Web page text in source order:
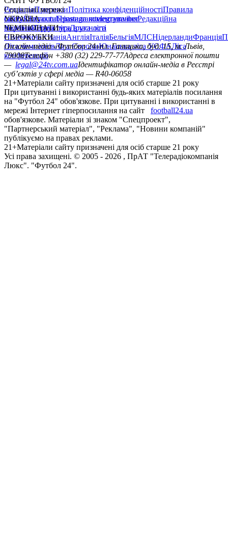
РедакціяПрогнозиПолітика конфіденційностіПравила
сайтуКонтактиПравила коментуванняРедакційна
політикаСтруктура власності
Соціальні мережі
facebookxyoutubeinstagramtelegramviber
УКРАЇНА
УкраїнаПерша лігаДруга ліга
ЧЕМПІОНАТИ
НімеччинаІспаніяАнгліяІталіяБельгіяМЛСНідерландиФранція
ЄВРОКУБКИ
Ліга чемпіонівЛіга ЄвропиЮнацька ліга УЄФАЛіга
конференцій
Онлайн-медіа «Футбол 24»пл. Галицька, буд. 15, м. Львів,
79008Телефон +380 (32) 229-77-77Адреса електронної пошти
— legal@24tv.com.uaІдентифікатор онлайн-медіа в Реєстрі
суб’єктів у сфері медіа — R40-06058
21+Матеріали сайту призначені для осіб старше 21 року
При цитуванні і використанні будь-яких матеріалів посилання
на "Футбол 24" обов'язкове. При цитуванні і використанні в
мережі Інтернет гіперпосилання на сайт
football24.ua
обов'язкове. Матеріали зі знаком "Спецпроект",
"Партнерський матеріал", "Реклама", "Новини компаній"
публікуємо на правах реклами.
21+Матеріали сайту призначені для осіб старше 21 року
Усi права захищенi. © 2005 - 2026 , ПрАТ "Телерадіокомпанія
Люкс". "Футбол 24".